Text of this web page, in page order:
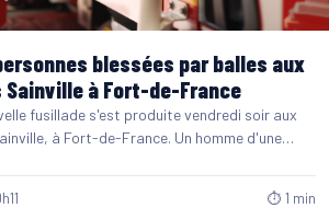
blessées par balles aux
Sainville à Fort-de-France
fusillade s'est produite vendredi soir aux
à Fort-de-France. Un homme d'une
⏱ 1 min